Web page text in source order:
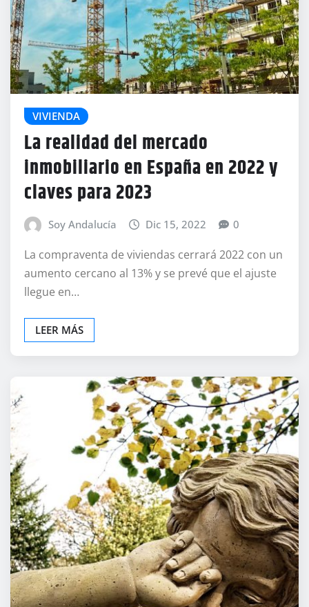
VIVIENDA
La realidad del mercado
inmobiliario en España en 2022 y
claves para 2023
Soy Andalucía Dic 15, 2022 0
La compraventa de viviendas cerrará 2022 con un
aumento cercano al 13% y se prevé que el ajuste
llegue en…
LEER MÁS